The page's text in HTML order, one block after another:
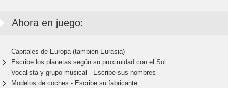
Ahora en juego:
Capitales de Europa (también Eurasia)
Escribe los planetas según su proximidad con el Sol
Vocalista y grupo musical - Escribe sus nombres
Modelos de coches - Escribe su fabricante